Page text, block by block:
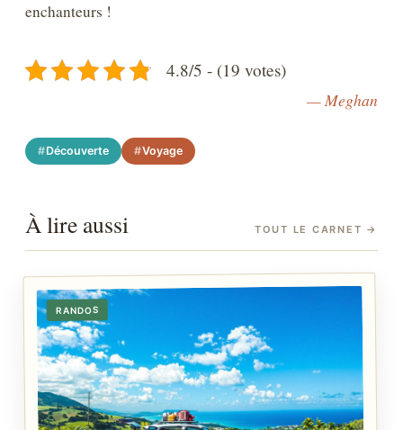
enchanteurs !
4.8/5 - (19 votes)
— Meghan
Découverte Voyage
À lire aussi TOUT LE CARNET →
RANDOS